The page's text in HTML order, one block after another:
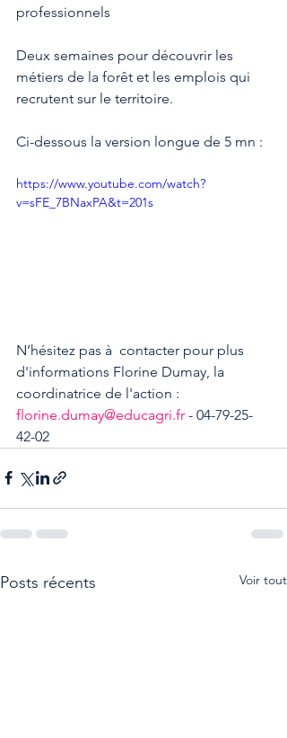
professionnels
Deux semaines pour découvrir les
métiers de la forêt et les emplois qui
recrutent sur le territoire.
Ci-dessous la version longue de 5 mn :
https://www.youtube.com/watch?
v=sFE_7BNaxPA&t=201s
N’hésitez pas à  contacter pour plus
d'informations Florine Dumay, la
coordinatrice de l'action :
florine.dumay@educagri.fr - 04-79-25-
42-02
Posts récents Voir tout